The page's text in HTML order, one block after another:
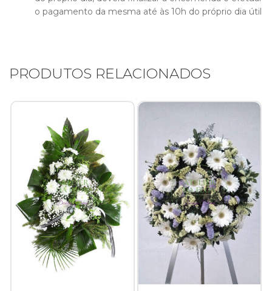
Namorados
Casamentos e Eventos
Ramos e Bouquets
Plantas/Orquídeas
Jarras Florais
Contactos
o pagamento da mesma até às 10h do próprio dia útil
PRODUTOS RELACIONADOS